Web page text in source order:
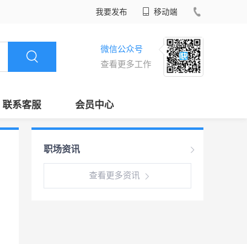
我要发布 移动端
微信公众号
查看更多工作
联系客服 会员中心
职场资讯
查看更多资讯